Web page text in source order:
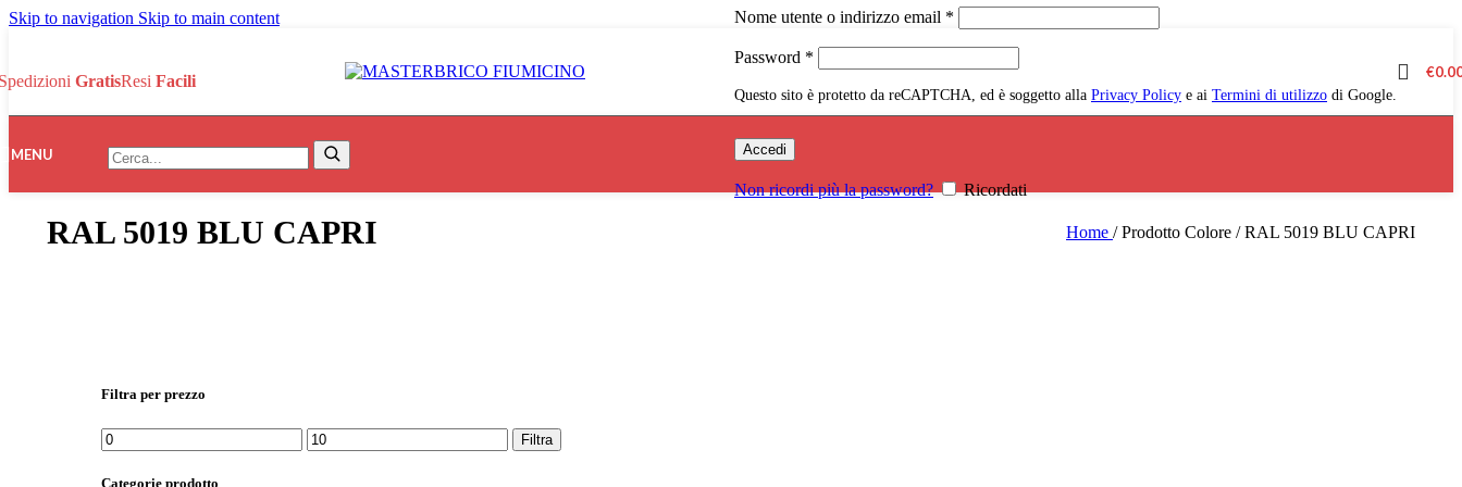
Skip to navigation Skip to main content
GratisResi Facili
Nome utente o indirizzo email *
Password *
Questo sito è protetto da reCAPTCHA, ed è soggetto alla Privacy Policy e ai Termini di utilizzo di Google.
Accedi
Non ricordi più la password? Ricordati
€
MENU Search:
Search
RAL 5019 BLU CAPRI Home / Prodotto Colore / RAL 5019 BLU CAPRI
Filtra per prezzo
Prezzo
Min
Prezzo
Max
Filtra
Categorie prodotto